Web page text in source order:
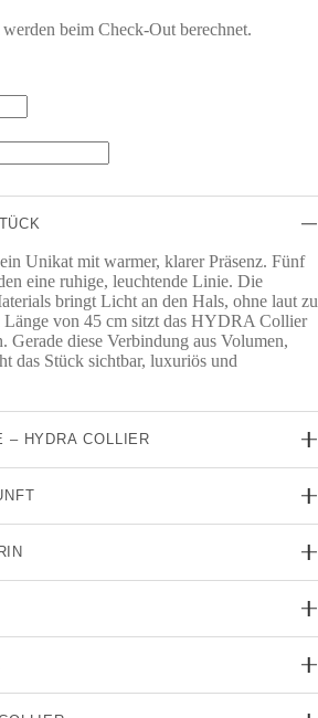
beim Check-Out berechnet.
Unikat mit warmer, klarer Präsenz. Fünf
eine ruhige, leuchtende Linie. Die
bringt Licht an den Hals, ohne laut zu
von 45 cm sitzt das HYDRA Collier
Gerade diese Verbindung aus Volumen,
das Stück sichtbar, luxuriös und
– HYDRA COLLIER